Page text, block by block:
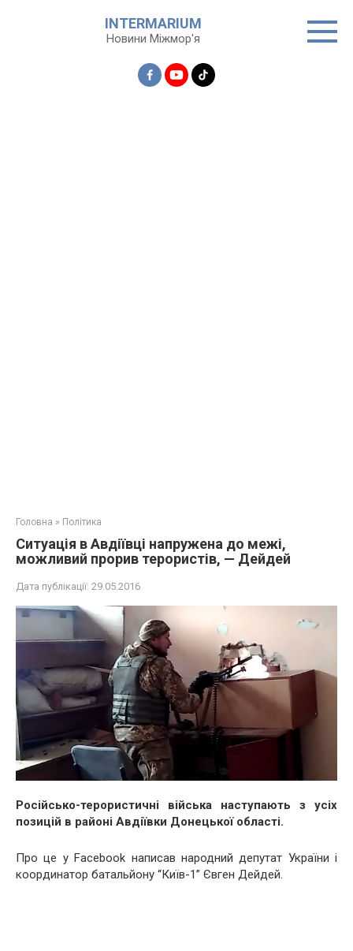
INTERMARIUM
Новини Міжмор'я
Головна » Політика
Ситуація в Авдіївці напружена до межі,
можливий прорив терористів, — Дейдей
Дата публікації: 29.05.2016
Російсько-терористичні війська наступають з усіх
позицій в районі Авдіївки Донецької області.
Про це у Facebook написав народний депутат України і
координатор батальйону “Київ-1” Євген Дейдей.